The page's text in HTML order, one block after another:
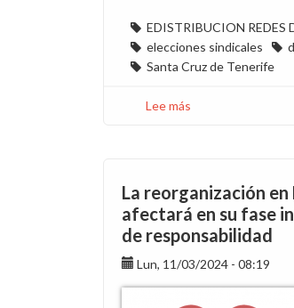
EDISTRIBUCION REDES
elecciones sindicales
Santa Cruz de Tenerife
Lee más
´cuando?
La reorganización en
afectará en su fase
de responsabilidad
Lun, 11/03/2024 - 08:19